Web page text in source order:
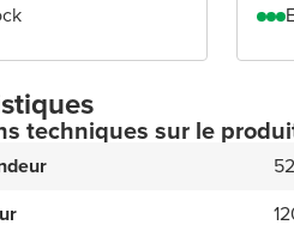
techniques sur le